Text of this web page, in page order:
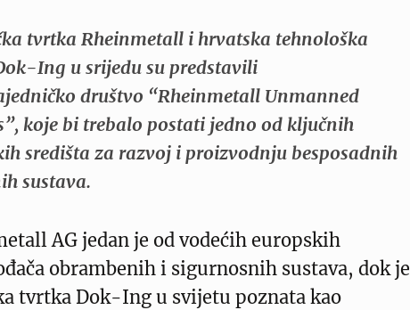
tvrtka Rheinmetall i hrvatska tehnološka
Ing u srijedu su predstavili
društvo “Rheinmetall Unmanned
koje bi trebalo postati jedno od ključnih
središta za razvoj i proizvodnju besposadnih
sustava.
AG jedan je od vodećih europskih
obrambenih i sigurnosnih sustava, dok je
tvrtka Dok-Ing u svijetu poznata kao